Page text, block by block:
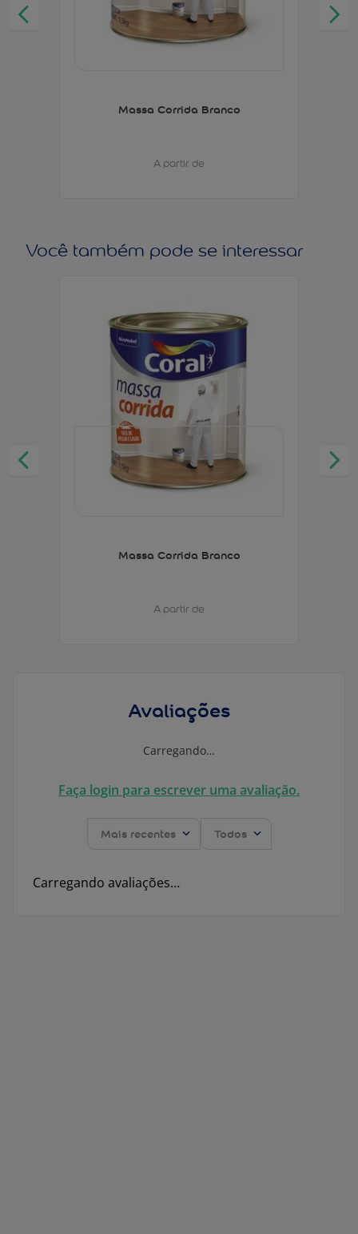
Massa Corrida Branco
A partir de
Você também pode se interessar
Massa Corrida Branco
A partir de
Avaliações
Carregando…
Faça login para escrever uma avaliação.
Mais recentes Todos
Carregando avaliações…